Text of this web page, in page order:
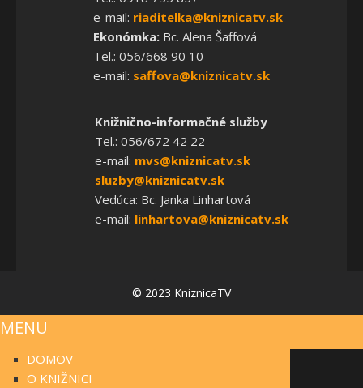
e-mail: riaditelka@kniznicatv.sk
Ekonómka:Bc. Alena Šaffová
Tel.: 056/668 90 10
e-mail: saffova@kniznicatv.sk
Knižnično-informačné služby
Tel.: 056/672 42 22
e-mail: mvs@kniznicatv.sk
sluzby@kniznicatv.sk
Vedúca: Bc. Janka Linhartová
e-mail: linhartova@kniznicatv.sk
© 2023 KniznicaTV
MENU
DOMOV
O KNIŽNICI